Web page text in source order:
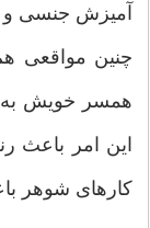
آمیزش جنسی و
چنین مواقعی
همسر خویش به
این امر باعث
کارهای شوهر